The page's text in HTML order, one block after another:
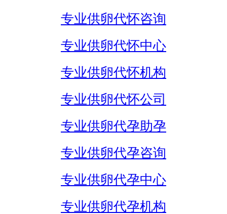
专业供卵代怀咨询
专业供卵代怀中心
专业供卵代怀机构
专业供卵代怀公司
专业供卵代孕助孕
专业供卵代孕咨询
专业供卵代孕中心
专业供卵代孕机构